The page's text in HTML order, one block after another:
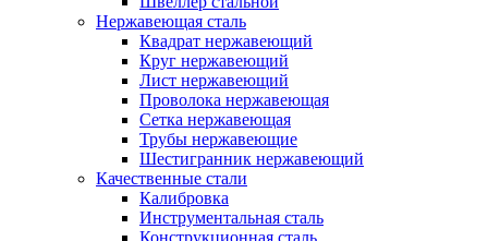
Нержавеющая сталь
Квадрат нержавеющий
Круг нержавеющий
Лист нержавеющий
Проволока нержавеющая
Сетка нержавеющая
Трубы нержавеющие
Шестигранник нержавеющий
Качественные стали
Калибровка
Инструментальная сталь
Конструкционная сталь